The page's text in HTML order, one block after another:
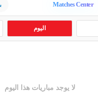
Matches Center
اليوم
لا يوجد مباريات هذا اليوم